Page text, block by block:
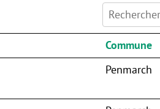
Commune
Penmarch